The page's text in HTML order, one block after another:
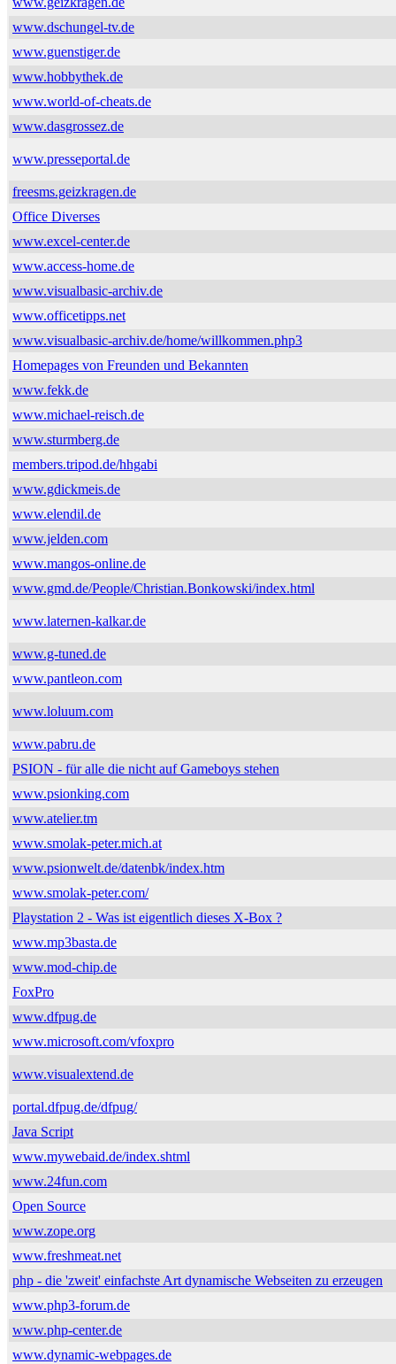
www.dschungel-tv.de
www.guenstiger.de
www.hobbythek.de
www.world-of-cheats.de
www.dasgrossez.de
www.presseportal.de
freesms.geizkragen.de
Office Diverses
www.excel-center.de
www.access-home.de
www.visualbasic-archiv.de
www.officetipps.net
www.visualbasic-archiv.de/home/willkommen.php3
Homepages von Freunden und Bekannten
www.fekk.de
www.michael-reisch.de
www.sturmberg.de
members.tripod.de/hhgabi
www.gdickmeis.de
www.elendil.de
www.jelden.com
www.mangos-online.de
www.gmd.de/People/Christian.Bonkowski/index.html
www.laternen-kalkar.de
www.g-tuned.de
www.pantleon.com
www.loluum.com
www.pabru.de
PSION - für alle die nicht auf Gameboys stehen
www.psionking.com
www.atelier.tm
www.smolak-peter.mich.at
www.psionwelt.de/datenbk/index.htm
www.smolak-peter.com/
Playstation 2 - Was ist eigentlich dieses X-Box ?
www.mp3basta.de
www.mod-chip.de
FoxPro
www.dfpug.de
www.microsoft.com/vfoxpro
www.visualextend.de
portal.dfpug.de/dfpug/
Java Script
www.mywebaid.de/index.shtml
www.24fun.com
Open Source
www.zope.org
www.freshmeat.net
php - die 'zweit' einfachste Art dynamische Webseiten zu erzeugen
www.php3-forum.de
www.php-center.de
www.dynamic-webpages.de